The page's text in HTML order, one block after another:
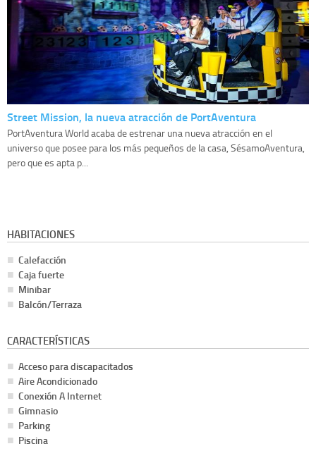
Street Mission, la nueva atracción de PortAventura
PortAventura World acaba de estrenar una nueva atracción en el
universo que posee para los más pequeños de la casa, SésamoAventura,
pero que es apta p...
HABITACIONES
Calefacción
Caja fuerte
Minibar
Balcón/Terraza
CARACTERÍSTICAS
Acceso para discapacitados
Aire Acondicionado
Conexión A Internet
Gimnasio
Parking
Piscina